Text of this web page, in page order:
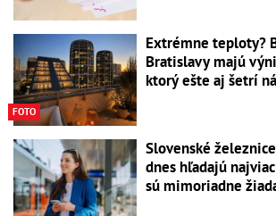
FOTO
Extrémne teploty?
Bratislavy majú
ktorý ešte aj šetrí
Slovenské
dnes hľadajú
sú mimoriadne